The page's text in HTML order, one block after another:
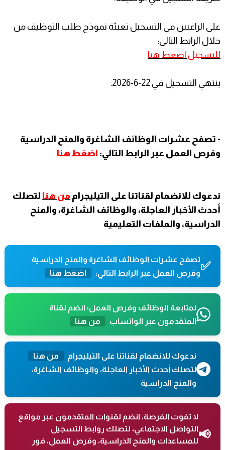
على الراغبين في التسجيل تعبئة نموذج طلب التوظيف من
خلال الرابط التالي:
للتسجيل اضغط هنا
​ينتهي التسجيل في 22-6-2026.
- تصفح عشرات الوظائف الشاغرة والمنح الدراسية
وفرص العمل عبر الرابط التالي: اضغط هنا
ندعوك للانضمام لقناتنا على التيليجرام من هنا لتصلك
أحدث الأخبار العاجلة، والوظائف الشاغرة، والمنح
الدراسية، والملفات التعليمية
✅تصفح عشرات الوظائف الشاغرة والمنح الدراسية
وفرص العمل عبر الرابط التالي:
اضغط هنا
لمتابعة الوظائف وفرص العمل؛ انضم لقناة
المتقدمون عبر الواتساب
من هنا
ندعوك للانضمام لقناتنا على التيليجرام
من هنا
لتصلك أحدث الأخبار العاجلة، والوظائف الشاغرة،
والمنح الدراسية
📢
لا تفوت الفرصة، انضم لقنوات المتقدمون عبر مواقع
التواصل الاجتماعي، لتصلك روابط التسجيل
للمساعدات والمنح الدراسية، وفرص العمل، فور